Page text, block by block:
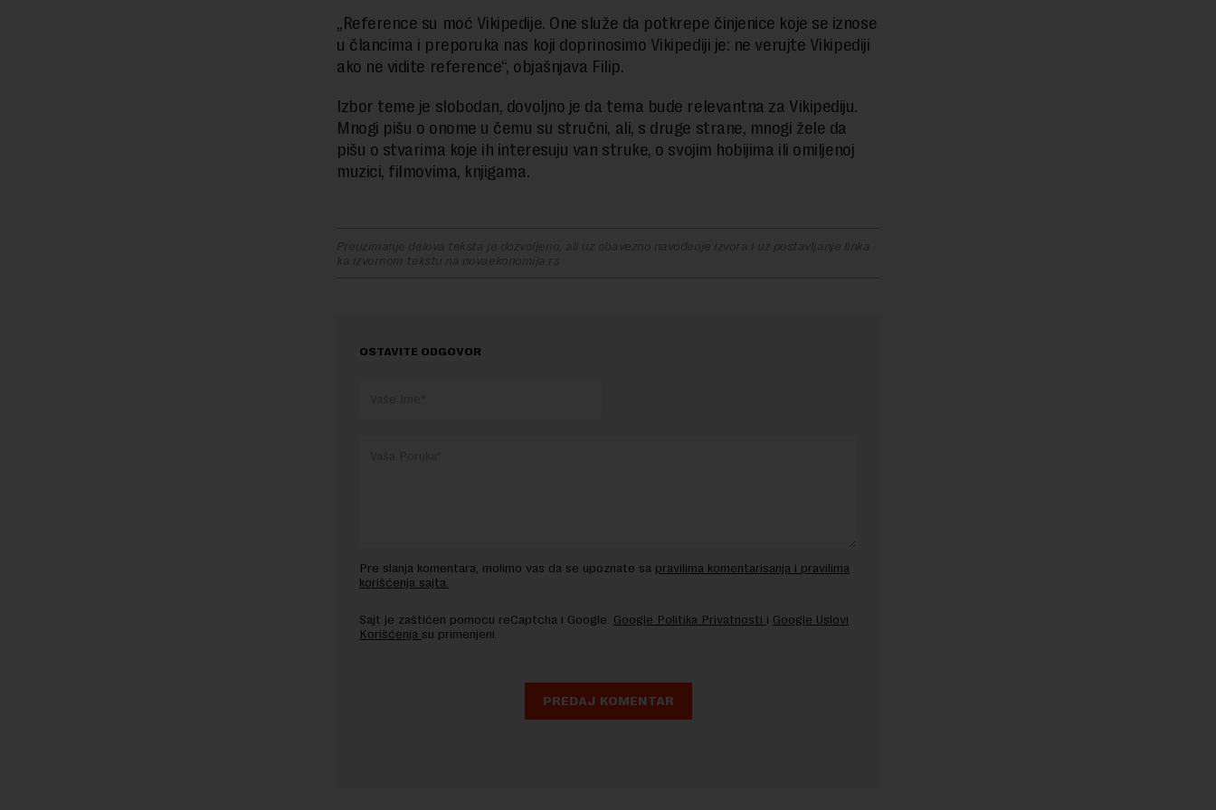
„Reference su moć Vikipedije. One služe da potkrepe činjenice koje se iznose
u člancima i preporuka nas koji doprinosimo Vikipediji je: ne verujte Vikipediji
ako ne vidite reference“, objašnjava Filip.
Izbor teme je slobodan, dovoljno je da tema bude relevantna za Vikipediju.
Mnogi pišu o onome u čemu su stručni, ali, s druge strane, mnogi žele da
pišu o stvarima koje ih interesuju van struke, o svojim hobijima ili omiljenoj
muzici, filmovima, knjigama.
Preuzimanje delova teksta je dozvoljeno, ali uz obavezno navođenje izvora i uz postavljanje linka
ka izvornom tekstu na novaekonomija.rs
OSTAVITE ODGOVOR
Pre slanja komentara, molimo vas da se upoznate sa pravilima komentarisanja i pravilima
korišćenja sajta.
Sajt je zaštićen pomocu reCaptcha i Google. Google Politika Privatnosti i Google Uslovi
Korišćenja su primenjeni.